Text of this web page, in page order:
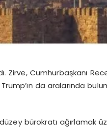
Zirve, Cumhurbaşkanı
da aralarında
bürokratı ağırlamak